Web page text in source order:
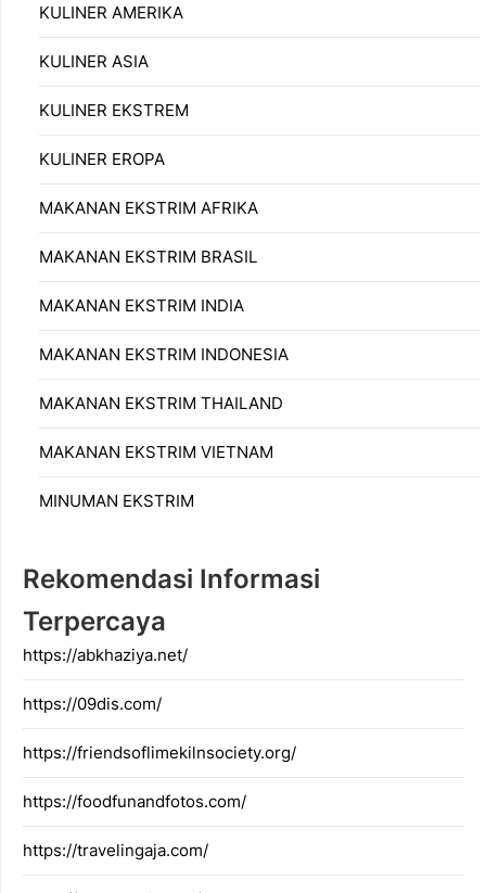
KULINER AMERIKA
KULINER ASIA
KULINER EKSTREM
KULINER EROPA
MAKANAN EKSTRIM AFRIKA
MAKANAN EKSTRIM BRASIL
MAKANAN EKSTRIM INDIA
MAKANAN EKSTRIM INDONESIA
MAKANAN EKSTRIM THAILAND
MAKANAN EKSTRIM VIETNAM
MINUMAN EKSTRIM
Rekomendasi Informasi
Terpercaya
https://abkhaziya.net/
https://09dis.com/
https://friendsoflimekilnsociety.org/
https://foodfunandfotos.com/
https://travelingaja.com/